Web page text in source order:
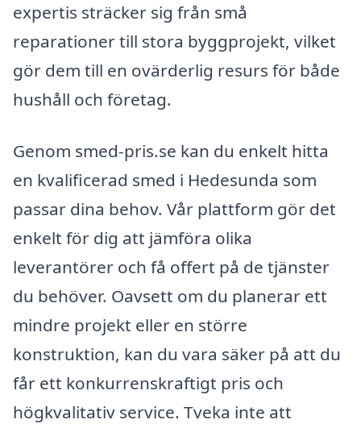
expertis sträcker sig från små
reparationer till stora byggprojekt, vilket
gör dem till en ovärderlig resurs för både
hushåll och företag.
Genom smed-pris.se kan du enkelt hitta
en kvalificerad smed i Hedesunda som
passar dina behov. Vår plattform gör det
enkelt för dig att jämföra olika
leverantörer och få offert på de tjänster
du behöver. Oavsett om du planerar ett
mindre projekt eller en större
konstruktion, kan du vara säker på att du
får ett konkurrenskraftigt pris och
högkvalitativ service. Tveka inte att